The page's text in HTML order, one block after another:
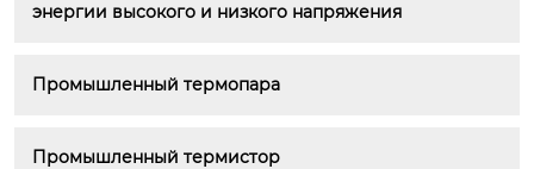
энергии высокого и низкого напряжения
Промышленный термопара
Промышленный термистор